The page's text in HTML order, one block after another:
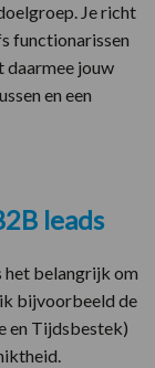
Je richt
functionarissen
daarmee jouw
en een
leads
het belangrijk om
bijvoorbeeld de
en Tijdsbestek)